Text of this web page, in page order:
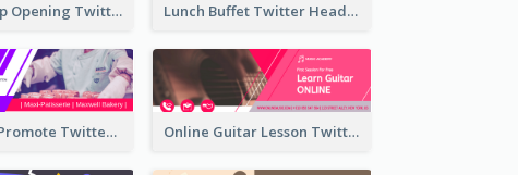
Coffee Shop Opening Twitter Header Lunch Buffet Twitter Header
Patisserie Promote Twitter Header Online Guitar Lesson Twitter Header